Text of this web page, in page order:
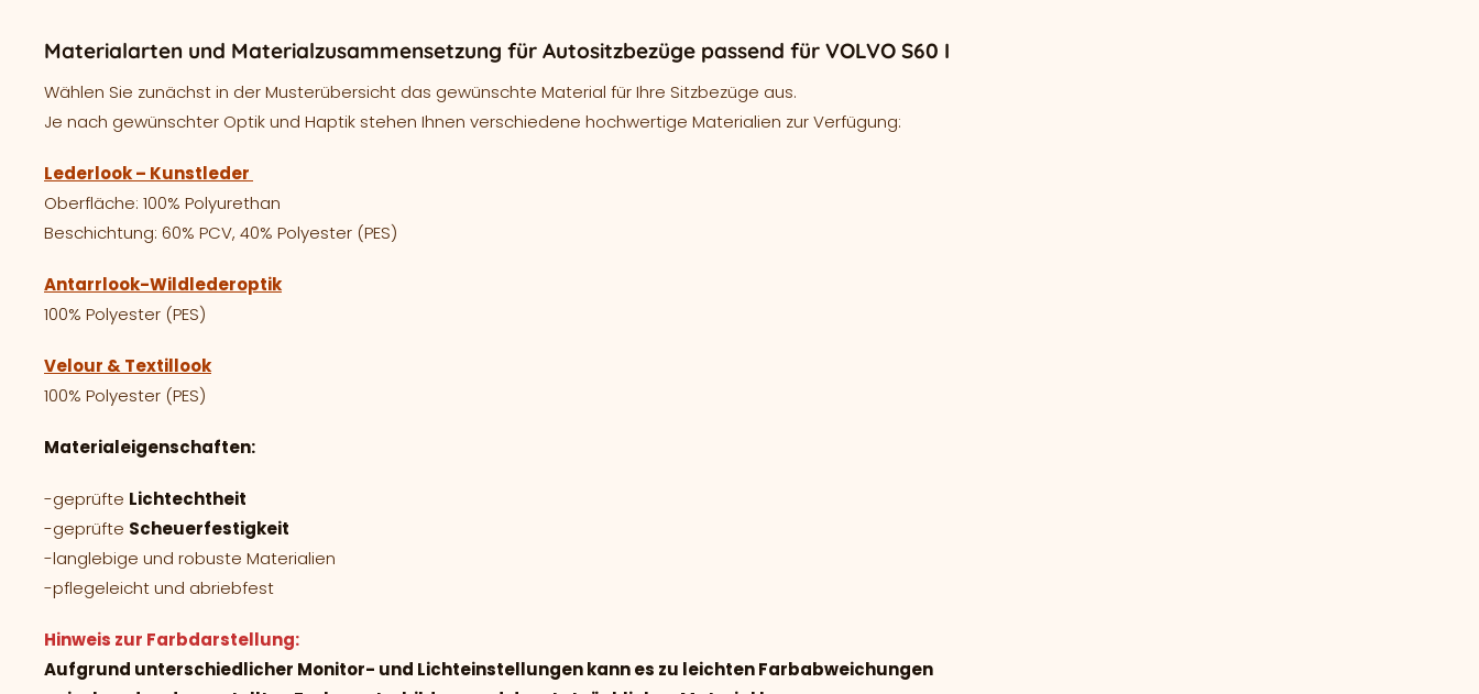
Materialarten und Materialzusammensetzung für Autositzbezüge passend für VOLVO S60 I
Wählen Sie zunächst in der Musterübersicht das gewünschte Material für Ihre Sitzbezüge aus.
Je nach gewünschter Optik und Haptik stehen Ihnen verschiedene hochwertige Materialien zur Verfügung:
Lederlook – Kunstleder
Oberfläche: 100% Polyurethan
Beschichtung: 60% PCV, 40% Polyester (PES)
Antarrlook-Wildlederoptik
100% Polyester (PES)
Velour & Textillook
100% Polyester (PES)
Materialeigenschaften:
-geprüfte Lichtechtheit
-geprüfte Scheuerfestigkeit
-langlebige und robuste Materialien
-pflegeleicht und abriebfest
Hinweis zur Farbdarstellung:
Aufgrund unterschiedlicher Monitor- und Lichteinstellungen kann es zu leichten Farbabweichungen